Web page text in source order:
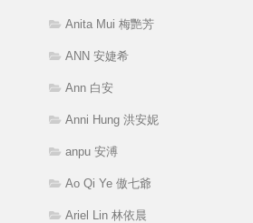
Anita Mui 梅艷芳
ANN 安婕希
Ann 白安
Anni Hung 洪安妮
anpu 安溥
Ao Qi Ye 傲七爺
Ariel Lin 林依晨